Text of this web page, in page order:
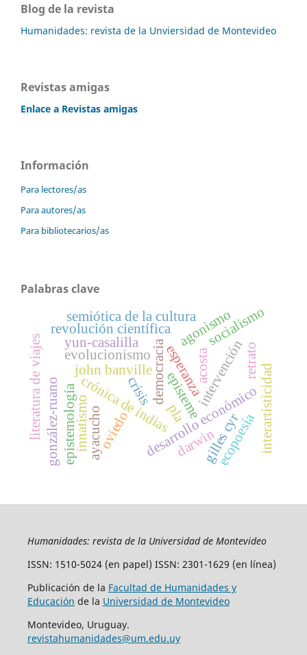
Blog de la revista
Humanidades: revista de la Unviersidad de Montevideo
Revistas amigas
Enlace a Revistas amigas
Información
Para lectores/as
Para autores/as
Para bibliotecarios/as
Palabras clave
esperanza
crónica de indias
democracia
desarrollo económico
gilles cyr
revolución científica
john banville
epistemología episteme
innatismo darwin
oviedo
intervención
acosta
evolucionismo
ecopoesía
agonismo
semiótica de la cultura
interartisticidad
crisis
retrato
pla
gonzález-ruano
literatura de viajes ayacucho
socialismo
yun-casalilla
Humanidades: revista de la Universidad de Montevideo
ISSN: 1510-5024 (en papel) ISSN: 2301-1629 (en línea)
Publicación de la Facultad de Humanidades y
Educación de la Universidad de Montevideo
Montevideo, Uruguay.
revistahumanidades@um.edu.uy